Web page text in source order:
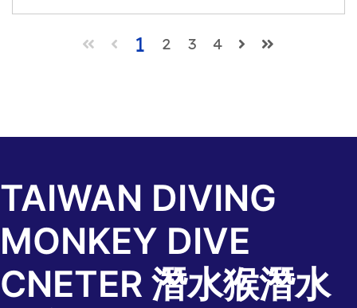
1 (current)
2 (current)
3 (current)
4 (current)
TAIWAN DIVING
MONKEY DIVE
CNETER 潛水猴潛水